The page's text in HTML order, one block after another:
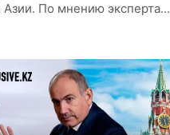
Азии. По мнению эксперта...